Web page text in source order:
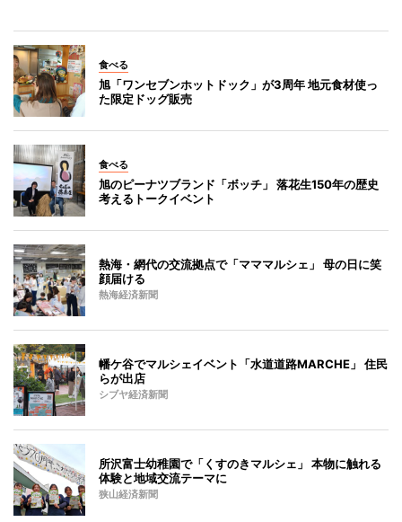
食べる
旭「ワンセブンホットドック」が3周年 地元食材使っ
た限定ドッグ販売
食べる
旭のピーナツブランド「ボッチ」 落花生150年の歴史
考えるトークイベント
熱海・網代の交流拠点で「マママルシェ」 母の日に笑
顔届ける
熱海経済新聞
幡ケ谷でマルシェイベント「水道道路MARCHE」 住民
らが出店
シブヤ経済新聞
所沢富士幼稚園で「くすのきマルシェ」 本物に触れる
体験と地域交流テーマに
狭山経済新聞